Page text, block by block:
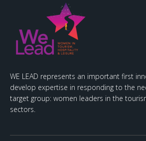
WE LEAD represents an important first
develop expertise in responding to the
target group: women leaders in the
sectors.